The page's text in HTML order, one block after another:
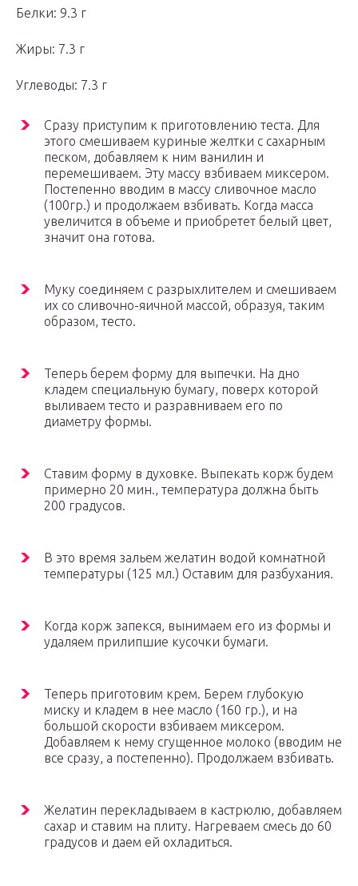
Белки: 9.3 г
Жиры: 7.3 г
Углеводы: 7.3 г
Сразу приступим к приготовлению теста. Для
этого смешиваем куриные желтки с сахарным
песком, добавляем к ним ванилин и
перемешиваем. Эту массу взбиваем миксером.
Постепенно вводим в массу сливочное масло
(100гр.) и продолжаем взбивать. Когда масса
увеличится в объеме и приобретет белый цвет,
значит она готова.
Муку соединяем с разрыхлителем и смешиваем
их со сливочно-яичной массой, образуя, таким
образом, тесто.
Теперь берем форму для выпечки. На дно
кладем специальную бумагу, поверх которой
выливаем тесто и разравниваем его по
диаметру формы.
Ставим форму в духовке. Выпекать корж будем
примерно 20 мин., температура должна быть
200 градусов.
В это время зальем желатин водой комнатной
температуры (125 мл.) Оставим для разбухания.
Когда корж запекся, вынимаем его из формы и
удаляем прилипшие кусочки бумаги.
Теперь приготовим крем. Берем глубокую
миску и кладем в нее масло (160 гр.), и на
большой скорости взбиваем миксером.
Добавляем к нему сгущенное молоко (вводим не
все сразу, а постепенно). Продолжаем взбивать.
Желатин перекладываем в кастрюлю, добавляем
сахар и ставим на плиту. Нагреваем смесь до 60
градусов и даем ей охладиться.